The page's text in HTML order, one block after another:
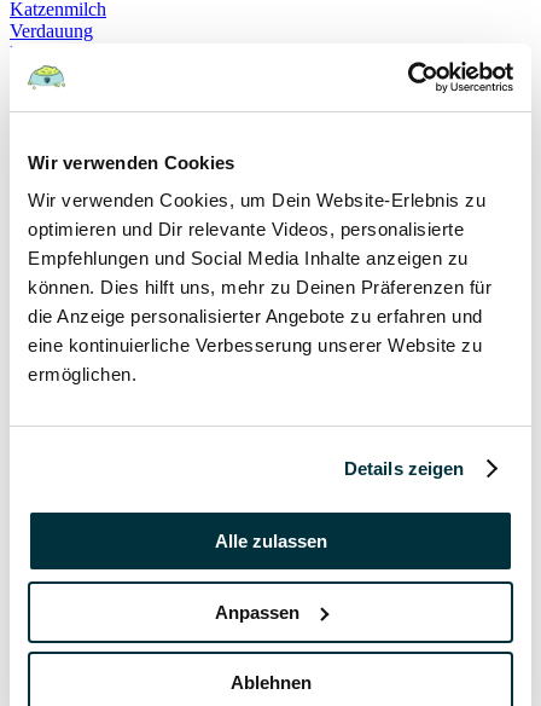
Wir verwenden Cookies
Wir verwenden Cookies, um Dein Website-Erlebnis zu
optimieren und Dir relevante Videos, personalisierte
Empfehlungen und Social Media Inhalte anzeigen zu
können. Dies hilft uns, mehr zu Deinen Präferenzen für
die Anzeige personalisierter Angebote zu erfahren und
eine kontinuierliche Verbesserung unserer Website zu
ermöglichen.
Details zeigen
Alle zulassen
Anpassen
Ablehnen
Katzenmilch
Verdauung
Beruhigung
Katzenverhalten
Schnurren
Selbstheilung
Hundeerziehung
Prüfung
Sachkundenachweis
Sozialverträglichkeit
Bloodhound
Hundesport
Mantrailing
Rettungshund
Schäferhund
Schweißhund
Niesen
Parvovirose
Kater
Leckerlies
Leinenführigkeit